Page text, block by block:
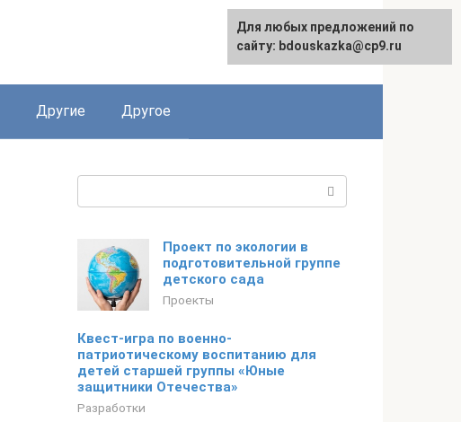
Другие Другое
Проект по экологии в
подготовительной группе
детского сада
Проекты
Квест-игра по военно-
патриотическому воспитанию для
детей старшей группы «Юные
защитники Отечества»
Разработки
Для любых предложений по
сайту: bdouskazka@cp9.ru